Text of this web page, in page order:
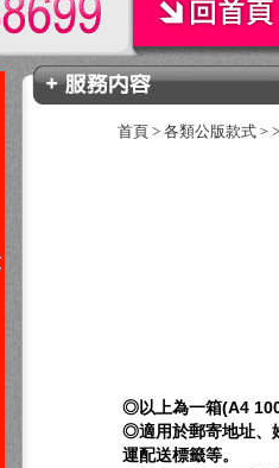
首頁 >各類公版款式 >
◎以上為一箱(A4
◎適用於郵寄地址、
運配送標籤等。